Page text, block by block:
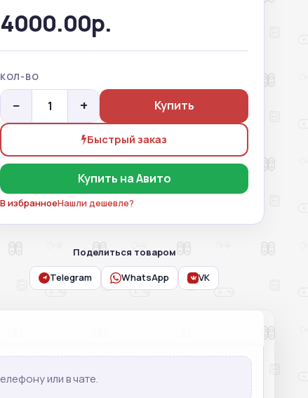
4000.00р.
КОЛ-ВО
− + Купить
Быстрый заказ
Купить на Авито
В избранноеНашли дешевле?
Поделиться товаром
Telegram WhatsApp VK
или в чате.